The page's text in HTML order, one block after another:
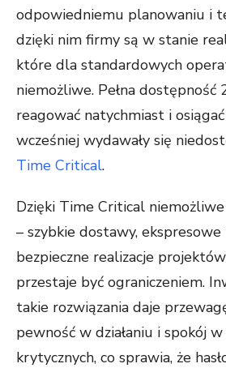
odpowiedniemu planowaniu i
dzięki nim firmy są w stanie
które dla standardowych
niemożliwe. Pełna dostępność
reagować natychmiast i
wcześniej wydawały się
Time Critical.
Dzięki Time Critical
– szybkie dostawy,
bezpieczne realizacje
przestaje być ograniczeniem.
takie rozwiązania daje
pewność w działaniu i spokój
krytycznych, co sprawia, że